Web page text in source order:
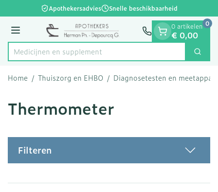
Ga naar de inhoudApothekersadvies Snelle beschikbaarheid
Menu
Product, merk, categorie...
Medici Zoek
0 artikelen
€ 0,00
0
Home / Thuiszorg en EHBO / Diagnosetesten en
Thermometer
Filteren